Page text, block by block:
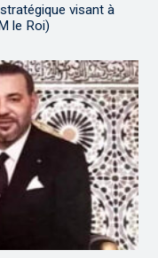
visant à
le Roi)